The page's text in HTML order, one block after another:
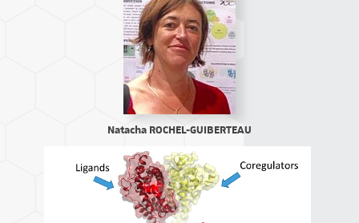
Natacha ROCHEL-GUIBERTEAU